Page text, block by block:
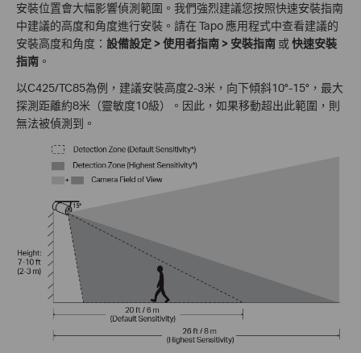
安裝位置會大幅影響偵測範圍。我們強烈建議您按照快速安裝指南
中建議的高度和角度進行安裝。請在 Tapo 應用程式中查看建議的
安裝高度和角度： 設備設定 > 使用者指南 > 安裝指南 或 快速安裝
指南 。
以C425/TC85為例，建議安裝高度2-3米，向下傾斜10°-15°，最大
探測距離約8米（靈敏度10級）。因此，如果移動超出此範圍，則
無法被偵測到。